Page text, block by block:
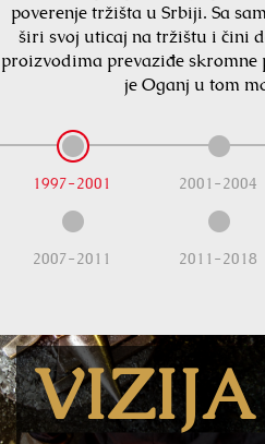
poverenje tržišta u Srbiji. Sa
širi svoj uticaj na tržištu i čini
proizvodima prevaziđe skromne
je Oganj u tom
1997-2001 2001-2004
2007-2011 2011-2018
VIZIJA